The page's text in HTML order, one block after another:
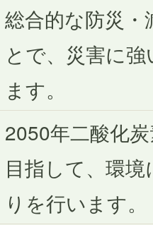
総合的な防災
とで、災害に
ます。
2050年二酸化
目指して、環
りを行います。